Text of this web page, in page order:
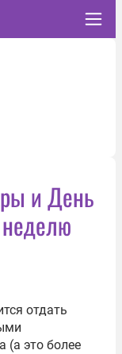
и День
отдать
(а это более